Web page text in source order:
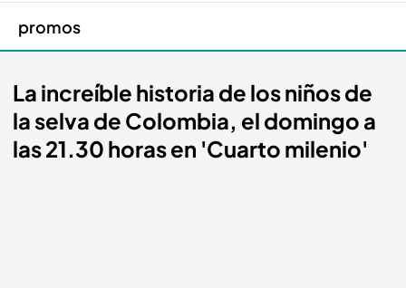
promos
La increíble historia de los niños de
la selva de Colombia, el domingo a
las 21.30 horas en 'Cuarto milenio'